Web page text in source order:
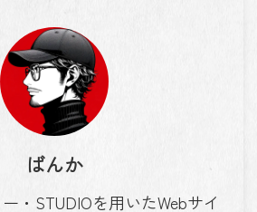
ばんか
・STUDIOを用いたWebサイ